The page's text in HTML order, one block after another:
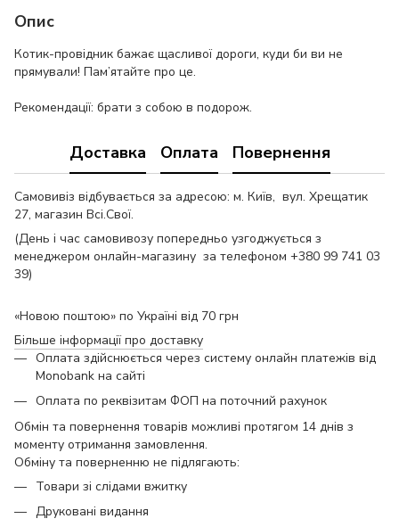
Опис
Котик-провідник бажає щасливої дороги, куди би ви не
прямували! Пам’ятайте про це.
Рекомендації: брати з собою в подорож.
Доставка Оплата Повернення
Самовивіз відбувається за адресою: м. Київ, вул. Хрещатик
27, магазин Всі.Свої.
(День і час самовивозу попередньо узгоджується з
менеджером онлайн-магазину за телефоном +380 99 741 03
39)
«Новою поштою» по Україні від 70 грн
Більше інформації про доставку
Оплата здійснюється через систему онлайн платежів від
Monobank на сайті
Оплата по реквізитам ФОП на поточний рахунок
Обмін та повернення товарів можливі протягом 14 днів з
моменту отримання замовлення.
Обміну та поверненню не підлягають:
Товари зі слідами вжитку
Друковані видання